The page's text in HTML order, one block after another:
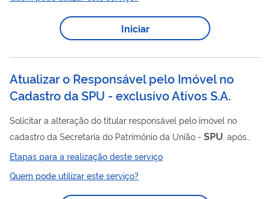
Iniciar
Atualizar o Responsável pelo Imóvel no
Cadastro da SPU - exclusivo Ativos S.A.
Solicitar a alteração do titular responsável pelo imóvel no
cadastro da Secretaria do Patrimônio da União - SPU , após
abordagem realizada pela empresa Ativos S.A. e observação
das seguintes etapas: a) Calcular Laudêmio ; b) Emitir DARF de
Laudêmio ; c) Pagar DARF do Laudêmio; d) Emitir a Certidão de
Autorização para Transferência - CAT ; e) Transferir e/ou
Etapas para a realização deste serviço
Quem pode utilizar este serviço?